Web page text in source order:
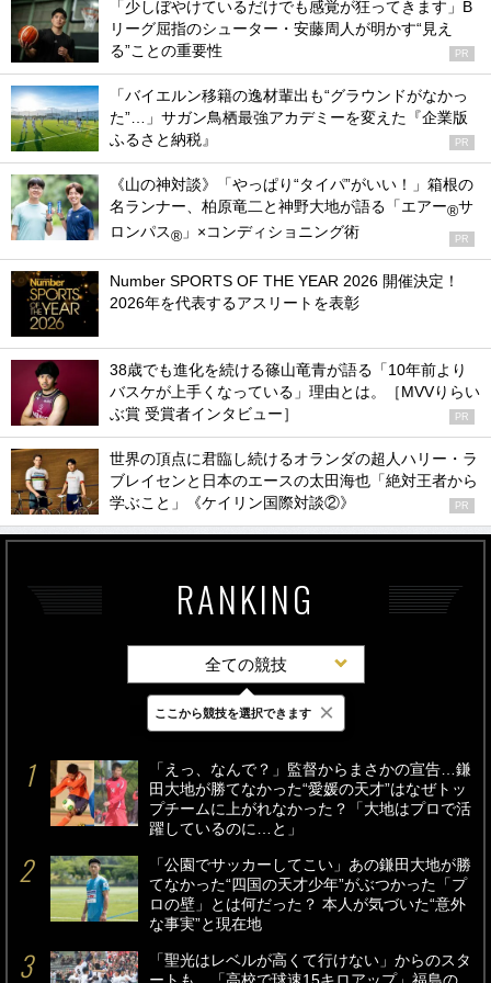
「少しぼやけているだけでも感覚が狂ってきます」B
リーグ屈指のシューター・安藤周人が明かす“見え
る”ことの重要性
PR
「バイエルン移籍の逸材輩出も“グラウンドがなかっ
た”…」サガン鳥栖最強アカデミーを変えた『企業版
ふるさと納税』
PR
《山の神対談》「やっぱり“タイパ”がいい！」箱根の
名ランナー、柏原竜二と神野大地が語る「エアー®サ
ロンパス® 」×コンディショニング術 PR
Number SPORTS OF THE YEAR 2026 開催決定！
2026年を代表するアスリートを表彰
38歳でも進化を続ける篠山竜青が語る「10年前より
バスケが上手くなっている」理由とは。［MVVりらい
ぶ賞 受賞者インタビュー］
PR
世界の頂点に君臨し続けるオランダの超人ハリー・ラ
ブレイセンと日本のエースの太田海也「絶対王者から
学ぶこと」《ケイリン国際対談②》
PR
RANKING
全ての競技
最新 24時間 週間
「えっ、なんで？」監督からまさかの宣告…鎌
田大地が勝てなかった“愛媛の天才”はなぜトッ
プチームに上がれなかった？「大地はプロで活
躍しているのに…と」
「公園でサッカーしてこい」あの鎌田大地が勝
てなかった“四国の天才少年”がぶつかった「プ
ロの壁」とは何だった？ 本人が気づいた“意外
な事実”と現在地
「聖光はレベルが高くて行けない」からのスタ
ここから競技を選択できます ×